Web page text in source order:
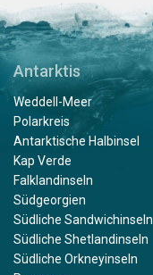
Antarktis
Weddell-Meer
Polarkreis
Antarktische Halbinsel
Kap Verde
Falklandinseln
Südgeorgien
Südliche Sandwichinseln
Südliche Shetlandinseln
Südliche Orkneyinseln